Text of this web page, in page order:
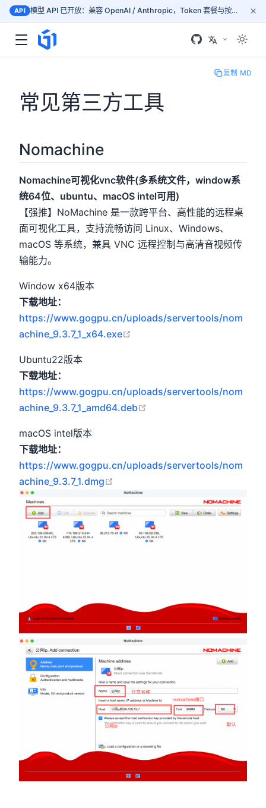
常见第三方工具
Nomachine
Nomachine可视化vnc软件(多系统文件，window系
统64位、ubuntu、macOS intel可用)
【强推】NoMachine 是一款跨平台、高性能的远程桌
面可视化工具，支持流畅访问 Linux、Windows、
macOS 等系统，兼具 VNC 远程控制与高清音视频传
输能力。
Window x64版本
下载地址：
https://www.gogpu.cn/uploads/servertools/nom
achine_9.3.7_1_x64.exe
Ubuntu22版本
下载地址：
https://www.gogpu.cn/uploads/servertools/nom
achine_9.3.7_1_amd64.deb
macOS intel版本
下载地址：
https://www.gogpu.cn/uploads/servertools/nom
achine_9.3.7_1.dmg
API 模型 API 已开放：兼容 OpenAI / Anthropic，Token 套餐与按量计费，按文档接入 mass.gogpu.cn ×
复制 MD